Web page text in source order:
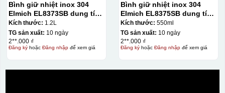
Bình giữ nhiệt inox 304
Elmich EL8373SB dung tích
1.2L
Kích thước: 1.2L
TG sản xuất: 10 ngày
2**.000 ₫
Đăng kýhoặc Đăng nhậpđể xem giá
Bình giữ nhiệt inox 304
Elmich EL8375SB dung tích
550ml
Kích thước: 550ml
TG sản xuất: 10 ngày
2**.000 ₫
Đăng kýhoặc Đăng nhậpđể xem giá